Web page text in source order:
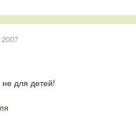
для детей!